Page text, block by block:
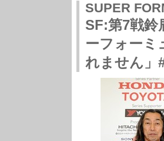
SUPER
SF:第7戦
ーフォーミ
れません」